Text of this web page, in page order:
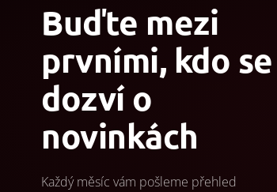
Buďte mezi
prvními, kdo se
dozví o
novinkách
Každý měsíc vám pošleme přehled